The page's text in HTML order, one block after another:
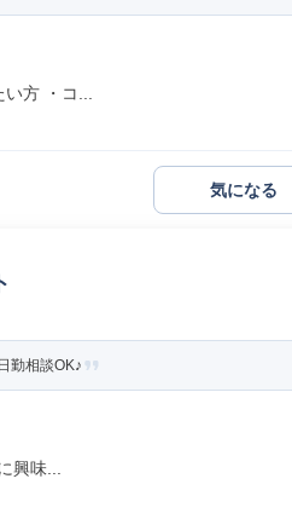
方 ・コ...
気になる
勤相談OK♪
興味...